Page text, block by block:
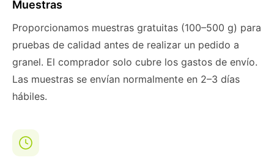
Muestras
Proporcionamos muestras gratuitas (100–500 g) para
pruebas de calidad antes de realizar un pedido a
granel. El comprador solo cubre los gastos de envío.
Las muestras se envían normalmente en 2–3 días
hábiles.